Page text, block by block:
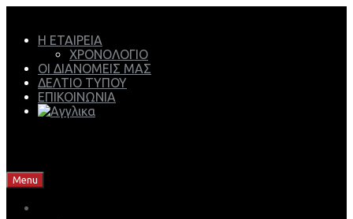
Η ΕΤΑΙΡΕΙΑ
ΧΡΟΝΟΛΟΓΙΟ
ΟΙ ΔΙΑΝΟΜΕΙΣ ΜΑΣ
ΔΕΛΤΙΟ ΤΥΠΟΥ
ΕΠΙΚΟΙΝΩΝΙΑ
Menu